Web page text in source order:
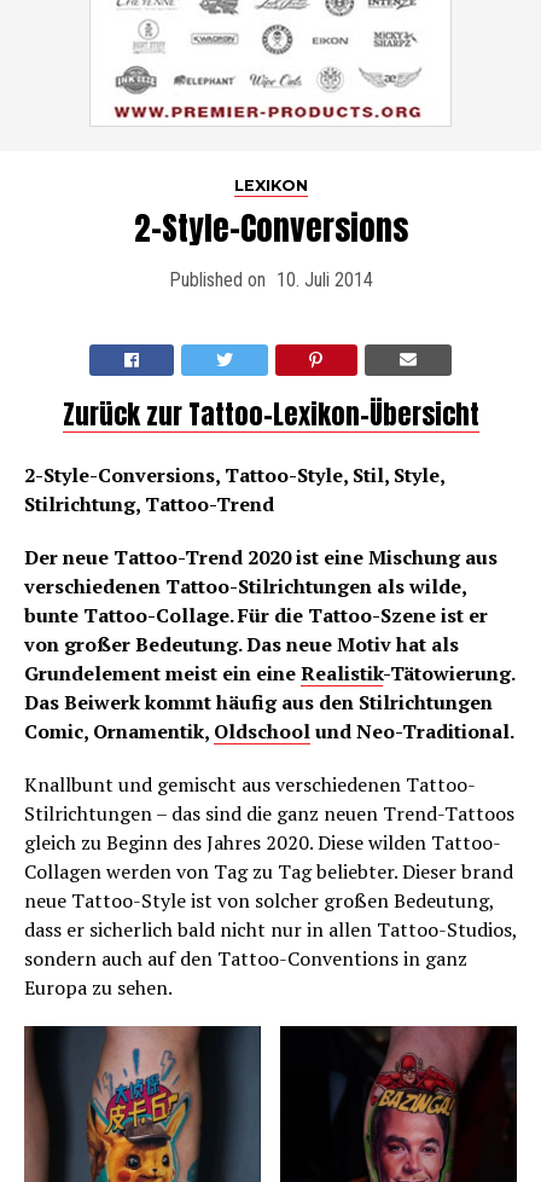
LEXIKON
2-Style-Conversions
Published on 10. Juli 2014
Zurück zur Tattoo-Lexikon-Übersicht
2-Style-Conversions, Tattoo-Style, Stil, Style,
Stilrichtung, Tattoo-Trend
Der neue Tattoo-Trend 2020 ist eine Mischung aus
verschiedenen Tattoo-Stilrichtungen als wilde,
bunte Tattoo-Collage. Für die Tattoo-Szene ist er
von großer Bedeutung. Das neue Motiv hat als
Grundelement meist ein eineRealistik-Tätowierung.
Das Beiwerk kommt häufig aus den Stilrichtungen
Comic, Ornamentik, Oldschoolund Neo-Traditional.
Knallbunt und gemischt aus verschiedenen Tattoo-
Stilrichtungen – das sind die ganz neuen Trend-Tattoos
gleich zu Beginn des Jahres 2020. Diese wilden Tattoo-
Collagen werden von Tag zu Tag beliebter. Dieser brand
neue Tattoo-Style ist von solcher großen Bedeutung,
dass er sicherlich bald nicht nur in allen Tattoo-Studios,
sondern auch auf den Tattoo-Conventions in ganz
Europa zu sehen.